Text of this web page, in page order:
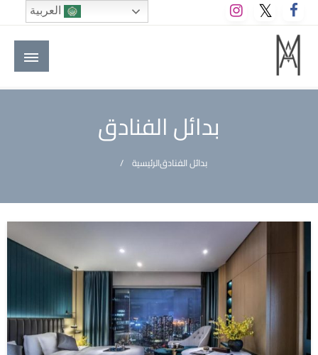
التخطي
إلى
المحتوى
M A hotels | إم ايه هوتيلز
الموقع الأول للعاملين في الفنادق في العالم العربي
بدائل الفنادق
الرئيسيةبدائل الفنادق
العربية